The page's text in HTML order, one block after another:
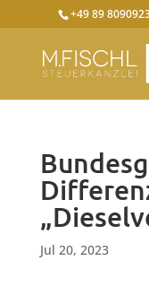
+49 89
Jul 20, 2023